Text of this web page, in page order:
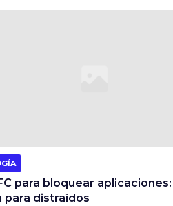
para bloquear aplicaciones:
para distraídos